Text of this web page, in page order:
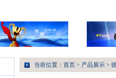
当前位置： 首页 > 产品展示 >